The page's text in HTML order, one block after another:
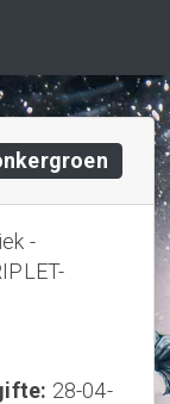
-
: 28-04-